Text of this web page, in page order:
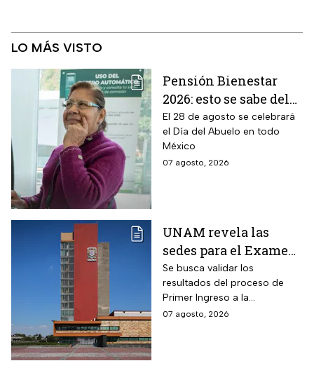
LO MÁS VISTO
Pensión Bienestar
2026: esto se sabe del
pago por el Día del
Abuelo en agosto
El 28 de agosto se celebrará
el Día del Abuelo en todo
México
07 agosto, 2026
UNAM revela las
sedes para el Examen
de control 2026;
consulta dónde será
Se busca validar los
resultados del proceso de
Primer Ingreso a la
Licenciatura luego de
07 agosto, 2026